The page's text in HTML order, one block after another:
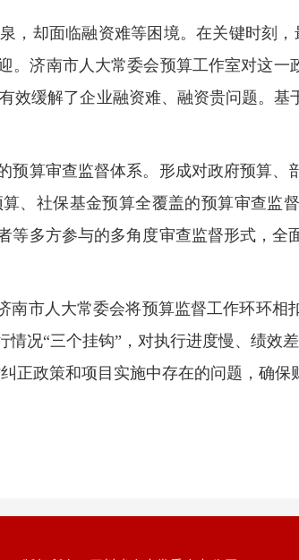
，却面临融资难等困境。在关键时刻
济南市人大常委会预算工作室对这一
效缓解了企业融资难、融资贵问题。
算审查监督体系。形成对政府预算
、社保基金预算全覆盖的预算审查监
多方参与的多角度审查监督形式，
市人大常委会将预算监督工作环环
况“三个挂钩”，对执行进度慢、绩效
政策和项目实施中存在的问题，确保